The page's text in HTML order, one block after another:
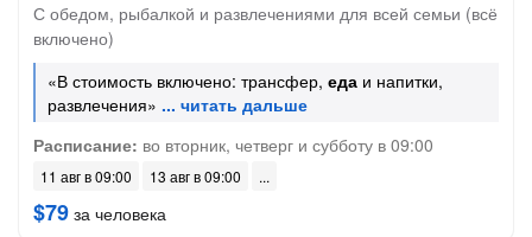
С обедом, рыбалкой и развлечениями для всей семьи (всё
включено)
«В стоимость включено: трансфер, еда и напитки,
развлечения»
Расписание: во вторник, четверг и субботу в 09:00
11 авг в 09:00 13 авг в 09:00
$79 за человека